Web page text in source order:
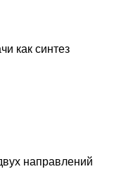
как синтез
направлений